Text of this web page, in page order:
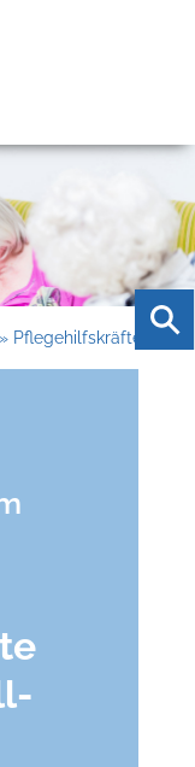
» Pflegehilfskräfte